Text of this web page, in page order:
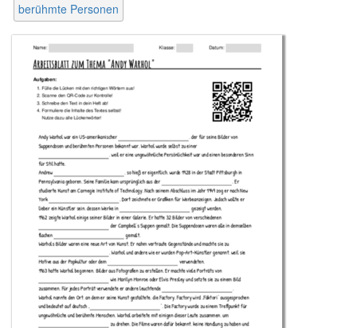
berühmte Personen